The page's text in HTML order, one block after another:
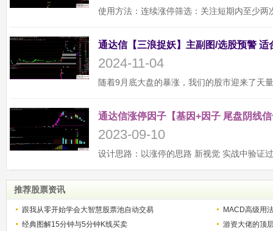
2024-11-04
通达信涨停因子【基因+因子 尾盘阴线
2023-09-10
推荐股票资讯
跟我从零开始学会大智慧股票池自动交易
MACD高级用
经典图解15分钟与5分钟K线买卖
游资大佬的顶